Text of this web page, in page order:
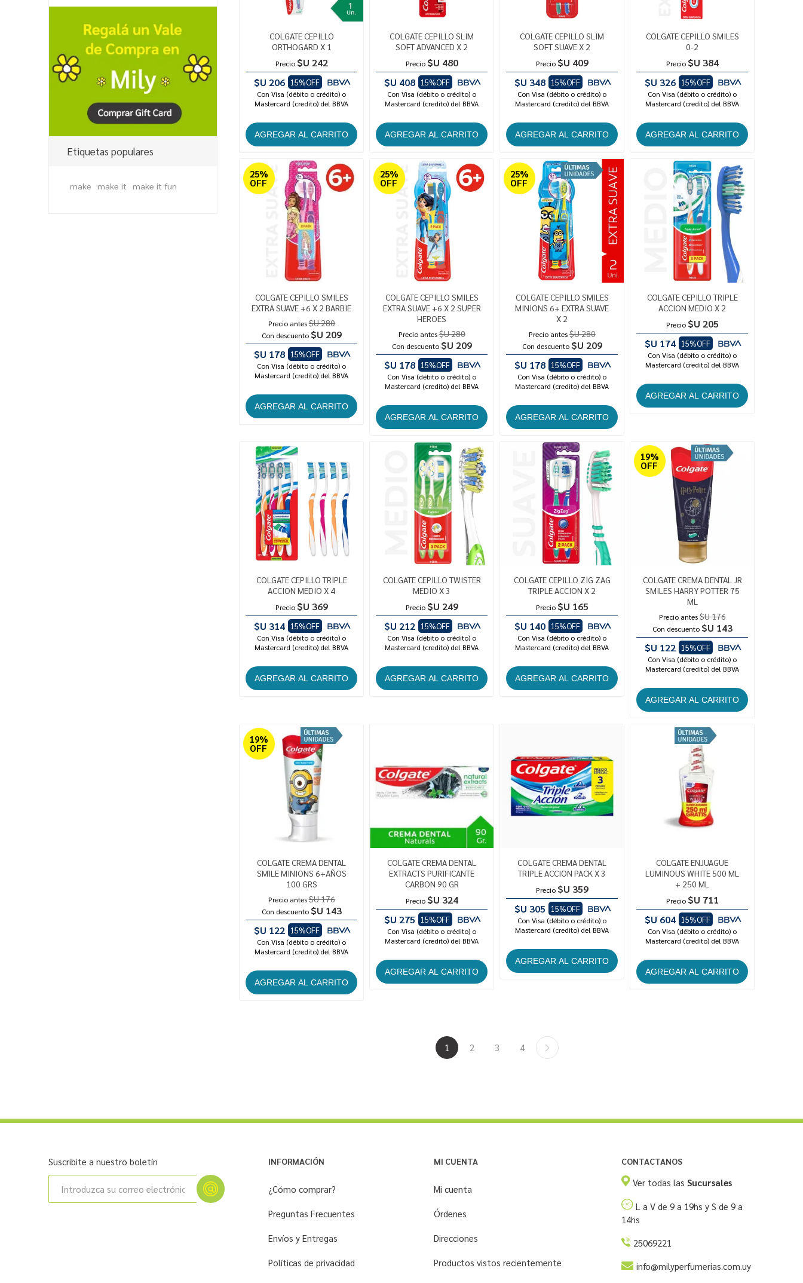
COLGATE CEPILLO
ORTHOGARD X 1
Precio $U 242
$U 206
15%OFF
Con Visa (débito o crédito) o
Mastercard (credito) del BBVA
COLGATE CEPILLO SLIM
SOFT ADVANCED X 2
Precio $U 480
$U 408
15%OFF
Con Visa (débito o crédito) o
Mastercard (credito) del BBVA
COLGATE CEPILLO SLIM
SOFT SUAVE X 2
Precio $U 409
$U 348
15%OFF
Con Visa (débito o crédito) o
Mastercard (credito) del BBVA
COLGATE CEPILLO SMILES
0-2
Precio $U 384
$U 326
15%OFF
Con Visa (débito o crédito) o
Mastercard (credito) del BBVA
25%
OFF
COLGATE CEPILLO SMILES
EXTRA SUAVE +6 X 2 BARBIE
Precio antes$U 280
Con descuento $U 209
$U 178
15%OFF
Con Visa (débito o crédito) o
Mastercard (credito) del BBVA
25%
OFF
COLGATE CEPILLO SMILES
EXTRA SUAVE +6 X 2 SUPER
HEROES
Precio antes$U 280
Con descuento $U 209
$U 178
15%OFF
Con Visa (débito o crédito) o
Mastercard (credito) del BBVA
25%
OFF
COLGATE CEPILLO SMILES
MINIONS 6+ EXTRA SUAVE
X 2
Precio antes$U 280
Con descuento $U 209
$U 178
15%OFF
Con Visa (débito o crédito) o
Mastercard (credito) del BBVA
COLGATE CEPILLO TRIPLE
ACCION MEDIO X 2
Precio $U 205
$U 174
15%OFF
Con Visa (débito o crédito) o
Mastercard (credito) del BBVA
COLGATE CEPILLO TRIPLE
ACCION MEDIO X 4
Precio $U 369
$U 314
15%OFF
Con Visa (débito o crédito) o
Mastercard (credito) del BBVA
COLGATE CEPILLO TWISTER
MEDIO X 3
Precio $U 249
$U 212
15%OFF
Con Visa (débito o crédito) o
Mastercard (credito) del BBVA
COLGATE CEPILLO ZIG ZAG
TRIPLE ACCION X 2
Precio $U 165
$U 140
15%OFF
Con Visa (débito o crédito) o
Mastercard (credito) del BBVA
19%
OFF
COLGATE CREMA DENTAL JR
SMILES HARRY POTTER 75
ML
Precio antes$U 176
Con descuento $U 143
$U 122
15%OFF
Con Visa (débito o crédito) o
Mastercard (credito) del BBVA
19%
OFF
COLGATE CREMA DENTAL
SMILE MINIONS 6+AÑOS
100 GRS
Precio antes$U 176
Con descuento $U 143
$U 122
15%OFF
Con Visa (débito o crédito) o
Mastercard (credito) del BBVA
COLGATE CREMA DENTAL
EXTRACTS PURIFICANTE
CARBON 90 GR
Precio $U 324
$U 275
15%OFF
Con Visa (débito o crédito) o
Mastercard (credito) del BBVA
COLGATE CREMA DENTAL
TRIPLE ACCION PACK X 3
Precio $U 359
$U 305
15%OFF
Con Visa (débito o crédito) o
Mastercard (credito) del BBVA
COLGATE ENJUAGUE
LUMINOUS WHITE 500 ML
+ 250 ML
Precio $U 711
$U 604
15%OFF
Con Visa (débito o crédito) o
Mastercard (credito) del BBVA
1 2 3 4
Etiquetas populares
make make it make it fun
Suscribite a nuestro boletín INFORMACIÓN
¿Cómo comprar?
Preguntas Frecuentes
Envíos y Entregas
Políticas de privacidad
MI CUENTA
Mi cuenta
Órdenes
Direcciones
Productos vistos recientemente
CONTACTANOS
Ver todas las Sucursales
L a V de 9 a 19hs y S de 9 a
14hs
25069221
info@milyperfumerias.com.uy